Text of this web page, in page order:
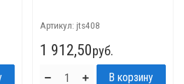
Артикул: jts408
1 912,50руб.